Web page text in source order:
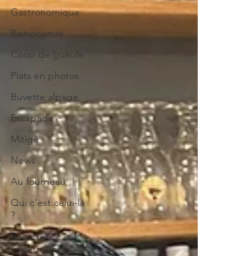
Gastronomique
Bistronomie
Coup de gueule
Plats en photos
Buvette alpage
Escapade
Mitigé
News
Au fourneau
Qui c'est celui-là
?
Recette
végétarienne